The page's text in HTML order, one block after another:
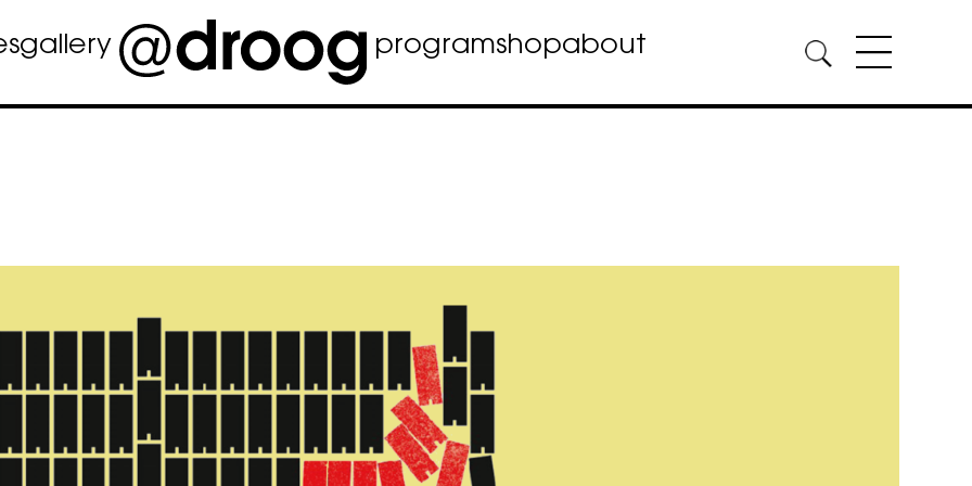
gallery programshopabout